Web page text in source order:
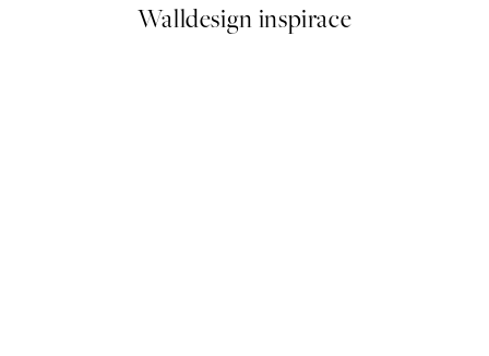
Walldesign inspirace